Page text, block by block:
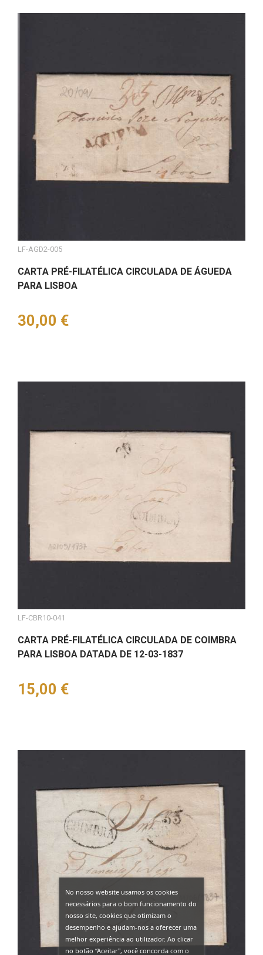
LF-AGD2-005
CARTA PRÉ-FILATÉLICA CIRCULADA DE ÁGUEDA
PARA LISBOA
Preço
30,00 €
LF-CBR10-041
CARTA PRÉ-FILATÉLICA CIRCULADA DE COIMBRA
PARA LISBOA DATADA DE 12-03-1837
Preço
15,00 €
No nosso website usamos os cookies
necessários para o bom funcionamento do
nosso site, cookies que otimizam o
desempenho e ajudam-nos a oferecer uma
melhor experiência ao utilizador. Ao clicar
no botão “Aceitar", você concorda com o